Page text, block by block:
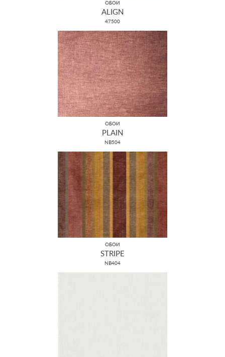
ОБОИ
ALIGN
47500
ОБОИ
PLAIN
NB504
ОБОИ
STRIPE
NB404